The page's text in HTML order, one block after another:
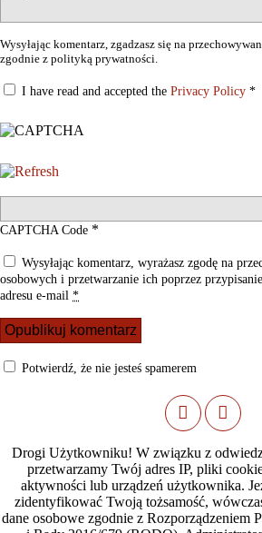
Wysyłając komentarz, zgadzasz się na
zgodnie z polityką prywatności.
I have read and accepted the Privacy Policy *
CAPTCHA Code *
Wysyłając komentarz, wyrażasz zgodę na
osobowych i przetwarzanie ich poprzez
adresu e-mail *
Potwierdź, że nie jesteś spamerem
Drogi Użytkowniku! W związku z
przetwarzamy Twój adres IP, pliki
aktywności lub urządzeń użytkownika.
zidentyfikować Twoją tożsamość,
dane osobowe zgodnie z Rozporządzeniem